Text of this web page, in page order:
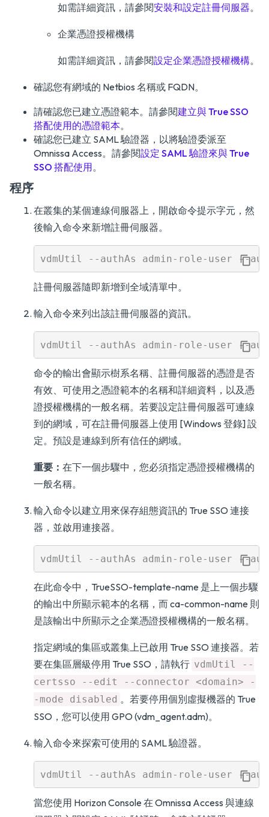
如需詳細資訊，請參閱安裝和設定註冊伺服器。
企業憑證授權機構
如需詳細資訊，請參閱設定企業憑證授權機構。
確認您有網域的 Netbios 名稱或 FQDN。
請確認您已建立憑證範本。請參閱建立與 True SSO
搭配使用的憑證範本。
確認您已建立 SAML 驗證器，以將驗證委派至
Omnissa Access。請參閱設定 SAML 驗證來與 True
SSO 搭配使用。
程序
在叢集的某個連線伺服器上，開啟命令提示字元，然
後輸入命令來新增註冊伺服器。
註冊伺服器隨即新增到全域清單中。
輸入命令來列出該註冊伺服器的資訊。
命令的輸出會顯示樹系名稱、註冊伺服器的憑證是否
有效、可使用之憑證範本的名稱和詳細資料，以及憑
證授權機構的一般名稱。若要設定註冊伺服器可連線
到的網域，可在註冊伺服器上使用 [Windows 登錄] 設
定。預設是連線到所有信任的網域。
重要： 在下一個步驟中，您必須指定憑證授權機構的
一般名稱。
輸入命令以建立用來保存組態資訊的 True SSO 連接
器，並啟用連接器。
在此命令中，TrueSSO-template-name 是上一個步驟
的輸出中所顯示範本的名稱，而 ca-common-name 則
是該輸出中所顯示之企業憑證授權機構的一般名稱。
指定網域的集區或叢集上已啟用 True SSO 連接器。若
要在集區層級停用 True SSO，請執行 vdmUtil --
certsso --edit --connector <domain> -
-mode disabled 。若要停用個別虛擬機器的 True
SSO，您可以使用 GPO (vdm_agent.adm)。
輸入命令來探索可使用的 SAML 驗證器。
當您使用 Horizon Console 在 Omnissa Access 與連線